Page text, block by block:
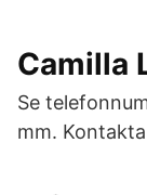
Camilla
Se
mm.